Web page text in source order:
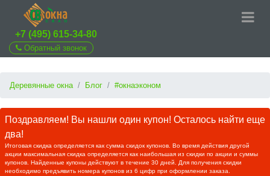
+7 (495) 615-34-80
Обратный звонок
Деревянные окна Блог #окнаэконом
Поздравляем! Вы нашли один купон! Осталось найти еще
два!
Итоговая скидка определяется как сумма скидок купонов. Во время действия другой
акции максимальная скидка определяется как наибольшая из скидки по акции и суммы
купонов. Найденные купоны действуют в течение 30 дней. Для получения скидки
необходимо предъявить номера купонов из 6 цифр при оформлении заказа.